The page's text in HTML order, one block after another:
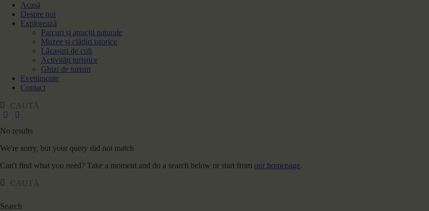
Acasă
Despre noi
Explorează
Parcuri și atracții naturale
Muzee și clădiri istorice
Lăcașuri de cult
Activități turistice
Ghizi de turism
Evenimente
Contact
No results
We're sorry, but your query did not match
Can't find what you need? Take a moment and do a search below or start from our homepage.
Search